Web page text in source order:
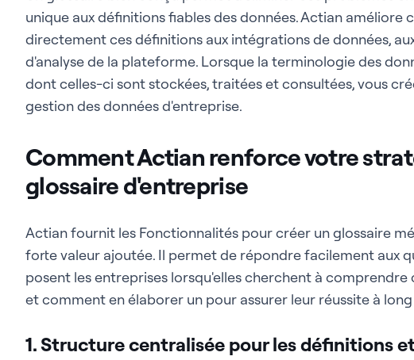
unique aux définitions fiables des données. Actian améliore
directement ces définitions aux intégrations de données,
d'analyse de la plateforme. Lorsque la terminologie des
dont celles-ci sont stockées, traitées et consultées, vous
gestion des données d'entreprise.
Comment Actian renforce votre
glossaire d'entreprise
Actian fournit les Fonctionnalités pour créer un glossaire
forte valeur ajoutée. Il permet de répondre facilement aux
posent les entreprises lorsqu'elles cherchent à comprendre
et comment en élaborer un pour assurer leur réussite à
1. Structure centralisée pour les définitions